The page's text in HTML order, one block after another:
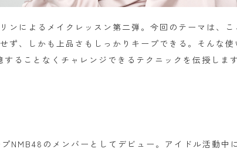
ンによるメイクレッスン第二弾。今回のテーマは、
ず、しかも上品さもしっかりキープできる。そんな
ることなくチャレンジできるテクニックを伝授します
NMB48のメンバーとしてデビュー。アイドル活動中